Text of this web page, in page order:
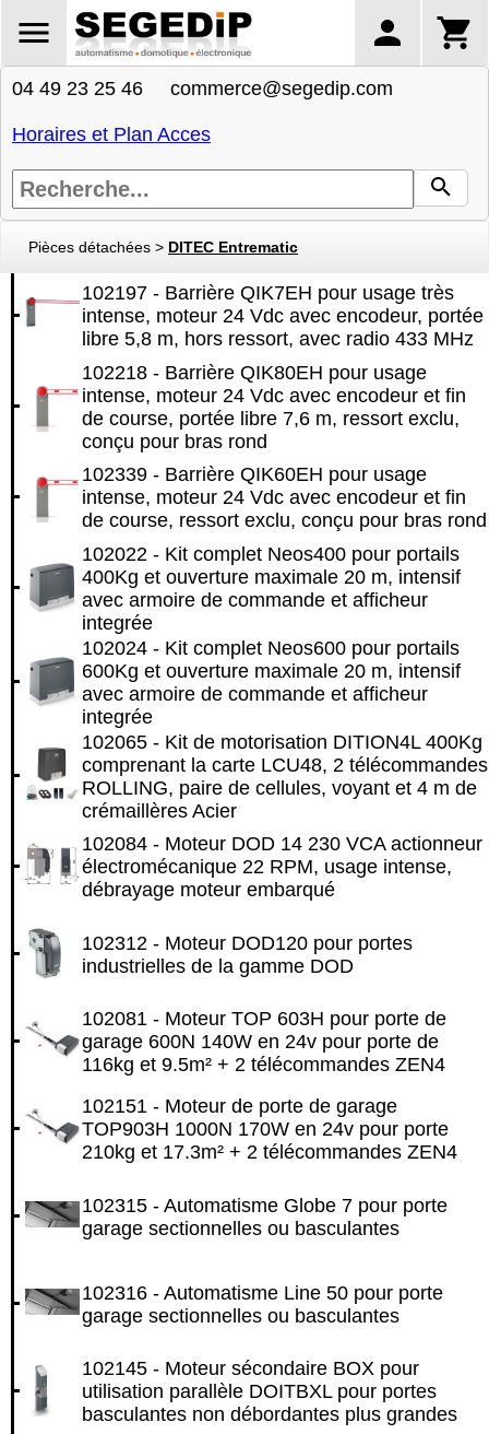
04 49 23 25 46 commerce@segedip.com
Horaires et Plan Acces
Pièces détachées > DITEC Entrematic
102197 - Barrière QIK7EH pour usage très
intense, moteur 24 Vdc avec encodeur, portée
libre 5,8 m, hors ressort, avec radio 433 MHz
102218 - Barrière QIK80EH pour usage
intense, moteur 24 Vdc avec encodeur et fin
de course, portée libre 7,6 m, ressort exclu,
conçu pour bras rond
102339 - Barrière QIK60EH pour usage
intense, moteur 24 Vdc avec encodeur et fin
de course, ressort exclu, conçu pour bras rond
102022 - Kit complet Neos400 pour portails
400Kg et ouverture maximale 20 m, intensif
avec armoire de commande et afficheur
integrée
102024 - Kit complet Neos600 pour portails
600Kg et ouverture maximale 20 m, intensif
avec armoire de commande et afficheur
integrée
102065 - Kit de motorisation DITION4L 400Kg
comprenant la carte LCU48, 2 télécommandes
ROLLING, paire de cellules, voyant et 4 m de
crémaillères Acier
102084 - Moteur DOD 14 230 VCA actionneur
électromécanique 22 RPM, usage intense,
débrayage moteur embarqué
102312 - Moteur DOD120 pour portes
industrielles de la gamme DOD
102081 - Moteur TOP 603H pour porte de
garage 600N 140W en 24v pour porte de
116kg et 9.5m² + 2 télécommandes ZEN4
102151 - Moteur de porte de garage
TOP903H 1000N 170W en 24v pour porte
210kg et 17.3m² + 2 télécommandes ZEN4
102315 - Automatisme Globe 7 pour porte
garage sectionnelles ou basculantes
102316 - Automatisme Line 50 pour porte
garage sectionnelles ou basculantes
102145 - Moteur sécondaire BOX pour
utilisation parallèle DOITBXL pour portes
basculantes non débordantes plus grandes